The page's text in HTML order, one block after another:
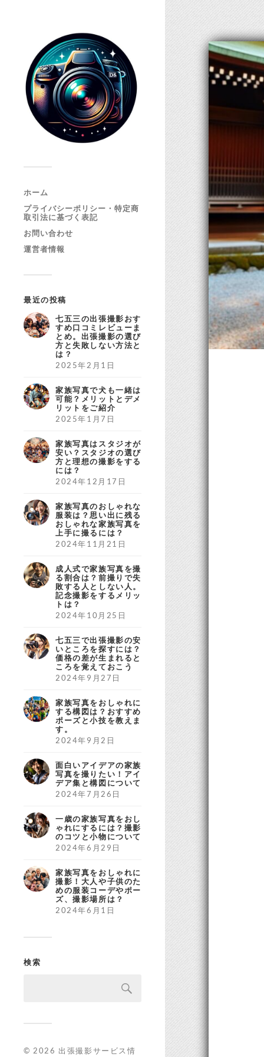
ホーム
プライバシーポリシー・特定商
取引法に基づく表記
お問い合わせ
運営者情報
最近の投稿
七五三の出張撮影おす
すめ口コミレビューま
とめ。出張撮影の選び
方と失敗しない方法と
は？
2025年2月1日
家族写真で犬も一緒は
可能？メリットとデメ
リットをご紹介
2025年1月7日
家族写真はスタジオが
安い？スタジオの選び
方と理想の撮影をする
には？
2024年12月17日
家族写真のおしゃれな
服装は？思い出に残る
おしゃれな家族写真を
上手に撮るには？
2024年11月21日
成人式で家族写真を撮
る割合は？前撮りで失
敗する人としない人。
記念撮影をするメリッ
トは？
2024年10月25日
七五三で出張撮影の安
いところを探すには？
価格の差が生まれると
ころを覚えておこう
2024年9月27日
家族写真をおしゃれに
する構図は？おすすめ
ポーズと小技を教えま
す。
2024年9月2日
面白いアイデアの家族
写真を撮りたい！アイ
デア集と構図について
2024年7月26日
一歳の家族写真をおし
ゃれにするには？撮影
のコツと小物について
2024年6月29日
家族写真をおしゃれに
撮影！大人や子供のた
めの服装コーデやポー
ズ、撮影場所は？
2024年6月1日
検索
© 2026 出張撮影サービス情